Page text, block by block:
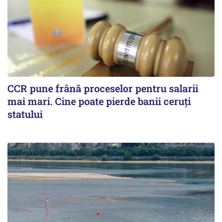
CCR pune frână proceselor pentru salarii
mai mari. Cine poate pierde banii ceruți
statului